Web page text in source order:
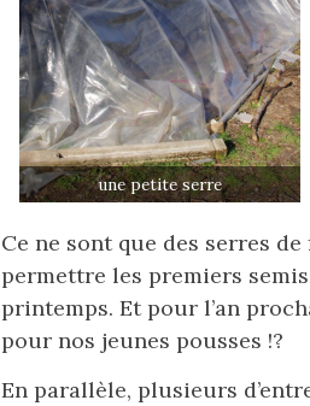
une petite serre
Ce ne sont que des serres
permettre les premiers
printemps. Et pour l’an
pour nos jeunes pousses !?
En parallèle, plusieurs